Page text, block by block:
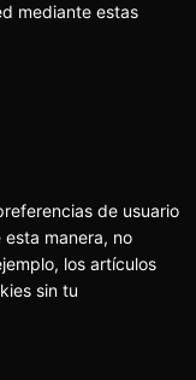
mediante estas
de usuario
manera, no
los artículos
sin tu